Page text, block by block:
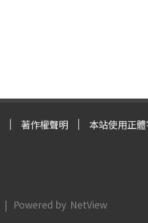
著作權聲明 本站使用正
| Powered by NetView